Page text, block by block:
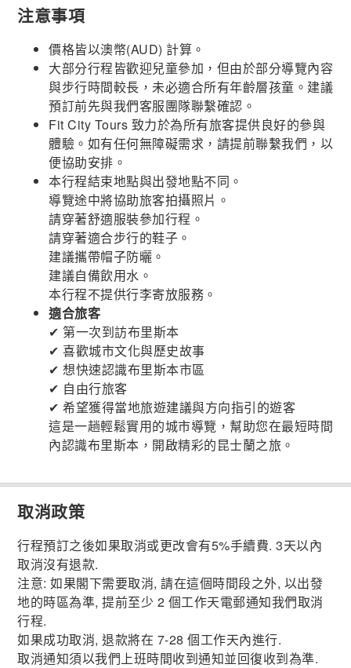
注意事項
價格皆以澳幣(AUD) 計算。
大部分行程皆歡迎兒童參加，但由於部分導覽內容
與步行時間較長，未必適合所有年齡層孩童。建議
預訂前先與我們客服團隊聯繫確認。
Fit City Tours 致力於為所有旅客提供良好的參與
體驗。如有任何無障礙需求，請提前聯繫我們，以
便協助安排。
本行程結束地點與出發地點不同。
導覽途中將協助旅客拍攝照片。
請穿著舒適服裝參加行程。
請穿著適合步行的鞋子。
建議攜帶帽子防曬。
建議自備飲用水。
本行程不提供行李寄放服務。
適合旅客
✔ 第一次到訪布里斯本
✔ 喜歡城市文化與歷史故事
✔ 想快速認識布里斯本市區
✔ 自由行旅客
✔ 希望獲得當地旅遊建議與方向指引的遊客
這是一趟輕鬆實用的城市導覽，幫助您在最短時間
內認識布里斯本，開啟精彩的昆士蘭之旅。
取消政策
行程預訂之後如果取消或更改會有5%手續費. 3天以內
取消沒有退款.
注意: 如果閣下需要取消, 請在這個時間段之外, 以出發
地的時區為準, 提前至少 2 個工作天電郵通知我們取消
行程.
如果成功取消, 退款將在 7-28 個工作天內進行.
取消通知須以我們上班時間收到通知並回復收到為準.